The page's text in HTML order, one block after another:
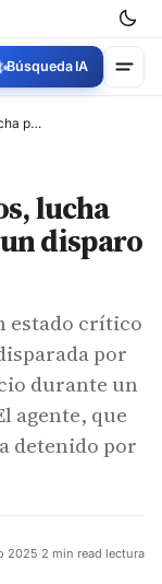
Búsqueda IA
Thiago Correa, de 7 años, lucha por su vida tras recibir un disparo en la cabeza
lucha
disparo
estado crítico
por
durante un
agente, que
detenido por
2025·2 min read lectura